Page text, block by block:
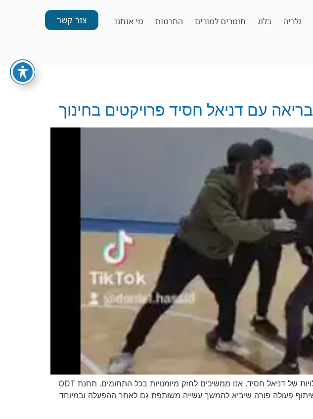
גלריה בלוג חומרים למורים החרמות מי אנחנו צור קשר
עמוד זה עודכן על מנת להציג את הערכים של מיומנויות חברתיות בשטח תחת מטריית הפעילויות של דניאל חסיד. אנו ממשיכים לחזק מיומנויות בכל התחומים. תחנת ODT
פעולה פורה שיביא להמשך עשייה משותפת גם לאחר ההפעלה ובמיוחד